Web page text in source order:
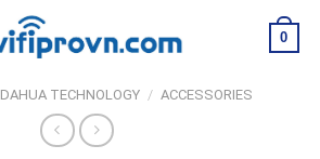
0
DAHUA TECHNOLOGY / ACCESSORIES